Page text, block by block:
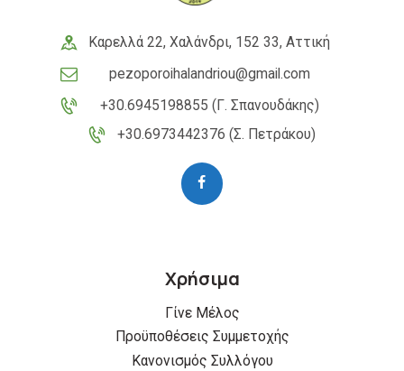
Καρελλά 22, Χαλάνδρι, 152 33, Αττική
pezoporoihalandriou@gmail.com
+30.6945198855 (Γ. Σπανουδάκης)
+30.6973442376 (Σ. Πετράκου)
Χρήσιμα
Γίνε Μέλος
Προϋποθέσεις Συμμετοχής
Κανονισμός Συλλόγου